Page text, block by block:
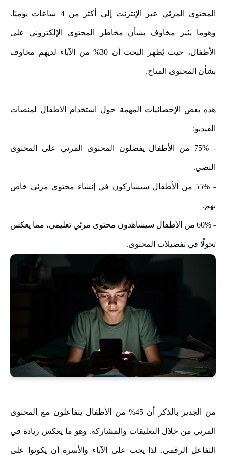
المحتوى المرئي عبر الإنترنت إلى أكثر من 4 ساعات يوميًا.
وهوما يثير مخاوف بشأن مخاطر المحتوى الإلكتروني على
الأطفال، حيث يُظهر البحث أن 30% من الآباء لديهم مخاوف
بشأن المحتوى المتاح.
هذه بعض الإحصائيات المهمة حول استخدام الأطفال لمنصات
الفيديو:
- 75% من الأطفال يفضلون المحتوى المرئي على المحتوى
النصي.
- 55% من الأطفال سيشاركون في إنشاء محتوى مرئي خاص
بهم.
- 60% من الأطفال سيشاهدون محتوى مرئي تعليمي، مما يعكس
تحولًا في تفضيلات المحتوى.
من الجدير بالذكر أن 45% من الأطفال يتفاعلون مع المحتوى
المرئي من خلال التعليقات والمشاركة. وهو ما يعكس زيادة في
التفاعل الرقمي. لذا يجب على الآباء والأسرة أن يكونوا على